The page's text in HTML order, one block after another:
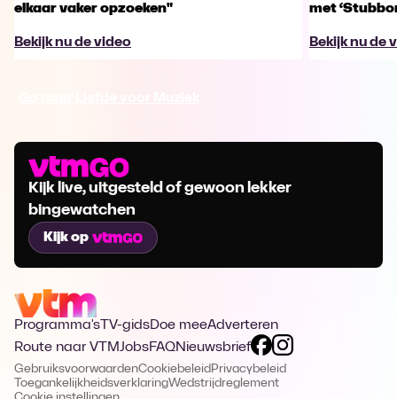
elkaar vaker opzoeken"
Bekijk nu de video
met
Bekijk nu de
Kijk live, uitgesteld of gewoon lekker
bingewatchen
Kijk op
Programma's TV-gidsDoe meeAdverteren
Route naar VTMJobsFAQNieuwsbrief
GebruiksvoorwaardenCookiebeleid Privacybeleid
ToegankelijkheidsverklaringWedstrijdreglement